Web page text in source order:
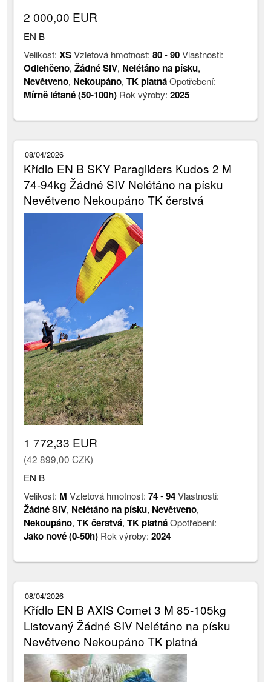
2 000,00 EUR
EN B
Velikost:XSVzletová hmotnost:80-90Vlastnosti:
Odlehčeno,Žádné SIV, Nelétáno na písku,
Nevětveno, Nekoupáno,TK platnáOpotřebení:
Mírně létané (50-100h) Rok výroby:2025
08/04/2026
Křídlo EN B SKY Paragliders Kudos 2 M
74-94kg Žádné SIV Nelétáno na písku
Nevětveno Nekoupáno TK čerstvá
1 772,33 EUR
(42 899,00 CZK)
EN B
Velikost: M Vzletová hmotnost:74-94Vlastnosti:
Žádné SIV, Nelétáno na písku, Nevětveno,
Nekoupáno,TK čerstvá,TK platnáOpotřebení:
Jako nové (0-50h) Rok výroby:2024
08/04/2026
Křídlo EN B AXIS Comet 3 M 85-105kg
Listovaný Žádné SIV Nelétáno na písku
Nevětveno Nekoupáno TK platná